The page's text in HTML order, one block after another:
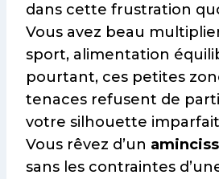
dans cette frustration
Vous avez beau
sport, alimentation
pourtant, ces petites
tenaces refusent de
votre silhouette
Vous rêvez d’un
sans les contraintes